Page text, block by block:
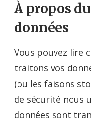
À propos
données
Vous pouvez lire
traitons vos
(ou les faisons
de sécurité nous
données sont